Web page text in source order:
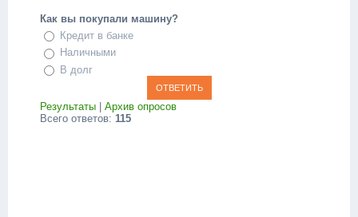
Как вы покупали машину?
Кредит в банке
Наличными
В долг
Результаты
Архив опросов
Всего ответов: 115